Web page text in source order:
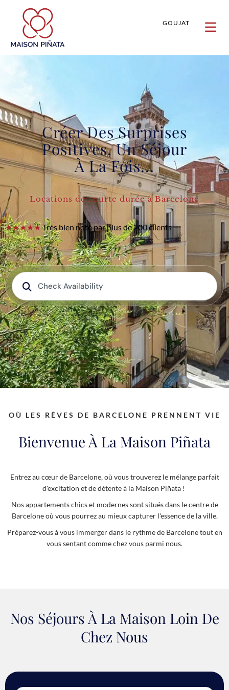
GOUJAT
Créer Des Surprises
Positives, Un Séjour
À La Fois...
Locations de courte durée à Barcelone
★★★★★Très bien noté par plus de 200 clients
OÙ LES RÊVES DE BARCELONE PRENNENT VIE
Bienvenue À La Maison Piñata
Entrez au cœur de Barcelone, où vous trouverez le mélange parfait
d'excitation et de détente à la Maison Piñata !
Nos appartements chics et modernes sont situés dans le centre de
Barcelone où vous pourrez au mieux capturer l'essence de la ville.
Préparez-vous à vous immerger dans le rythme de Barcelone tout en
vous sentant comme chez vous parmi nous.
Nos Séjours À La Maison Loin De
Chez Nous